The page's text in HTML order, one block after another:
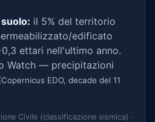
il 5% del territorio
edificato
ettari nell'ultimo anno.
Watch — precipitazioni
EDO, decade del 11
Civile (classificazione sismica) ·